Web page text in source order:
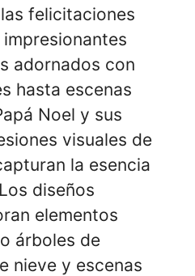
felicitaciones
adornados con
hasta escenas
Noel y sus
visuales de
la esencia
diseños
elementos
árboles de
nieve y escenas